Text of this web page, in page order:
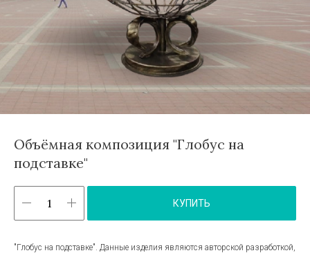
Объёмная композиция "Глобус на
подставке"
КУПИТЬ
"Глобус на подставке". Данные изделия являются авторской разработкой,